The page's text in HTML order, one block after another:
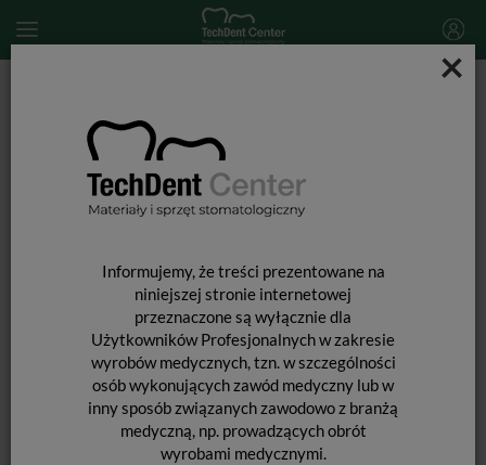
×
Informujemy, że treści prezentowane na
niniejszej stronie internetowej
przeznaczone są wyłącznie dla
Użytkowników Profesjonalnych w zakresie
wyrobów medycznych, tzn. w szczególności
osób wykonujących zawód medyczny lub w
inny sposób związanych zawodowo z branżą
medyczną, np. prowadzących obrót
wyrobami medycznymi.
Harvard Cement SH / 40ml (płyn)
HARVARD CEMENT SH / 40ML (PŁYN)